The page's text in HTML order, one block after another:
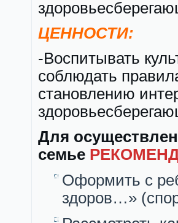
ЦЕННОСТИ:
-Воспитывать
соблюдать
становлению
Для
семье
Оформить с
здоров…»